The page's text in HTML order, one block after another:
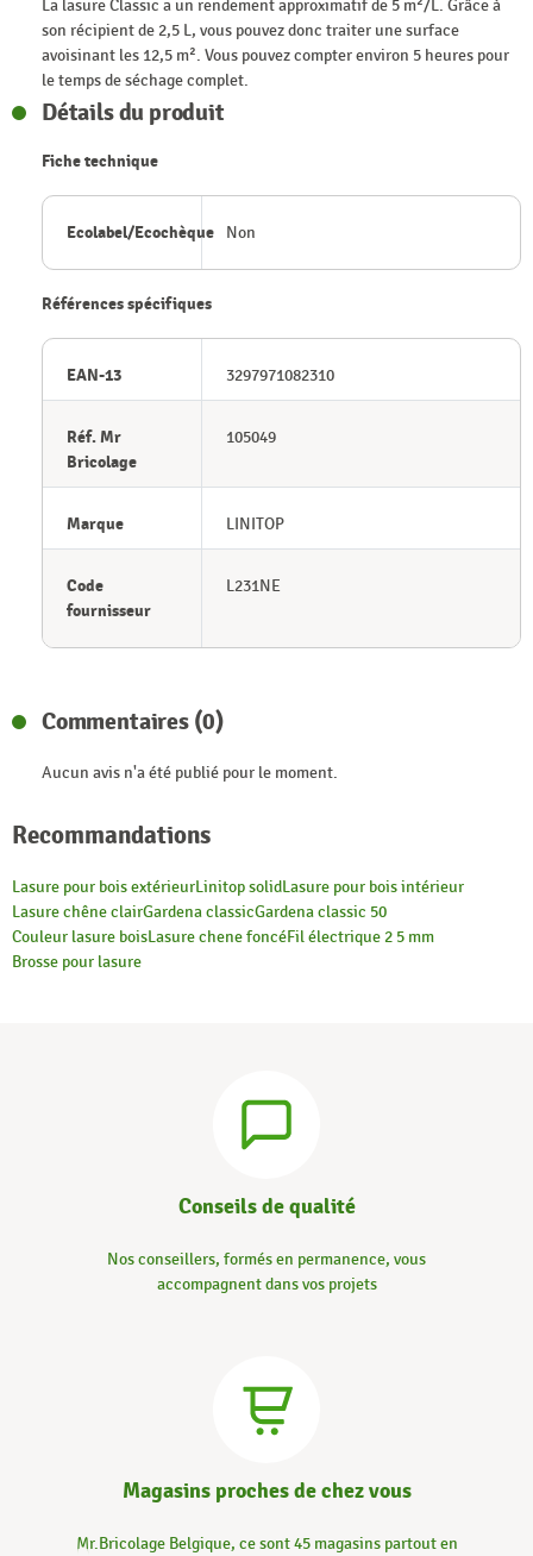
La lasure Classic a un rendement approximatif de 5 m²/L. Grâce à
son récipient de 2,5 L, vous pouvez donc traiter une surface
avoisinant les 12,5 m². Vous pouvez compter environ 5 heures pour
le temps de séchage complet.
Détails du produit
Fiche technique
Ecolabel/Ecochèque Non
Références spécifiques
EAN-13 3297971082310
Réf. Mr
Bricolage
105049
Marque LINITOP
Code
fournisseur
L231NE
Commentaires (0)
Aucun avis n'a été publié pour le moment.
Recommandations
Lasure pour bois extérieurLinitop solidLasure pour bois intérieur
Lasure chêne clairGardena classicGardena classic 50
Couleur lasure boisLasure chene foncéFil électrique 2 5 mm
Brosse pour lasure
Conseils de qualité
Nos conseillers, formés en permanence, vous
accompagnent dans vos projets
Magasins proches de chez vous
Mr.Bricolage Belgique, ce sont 45 magasins partout en